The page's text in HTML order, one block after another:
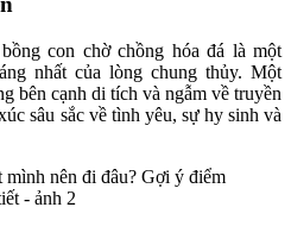
con chờ chồng hóa đá là một
nhất của lòng chung thủy. Một
bên cạnh di tích và ngẫm về truyền
sâu sắc về tình yêu, sự hy sinh và